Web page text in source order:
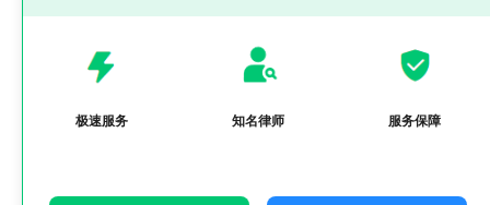
极速服务 知名律师 服务保障